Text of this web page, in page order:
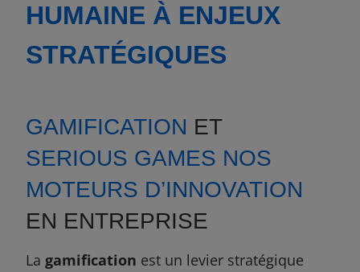
HUMAINE À ENJEUX
STRATÉGIQUES
GAMIFICATION ET
SERIOUS GAMES NOS
MOTEURS D’INNOVATION
EN ENTREPRISE
La gamification est un levier stratégique